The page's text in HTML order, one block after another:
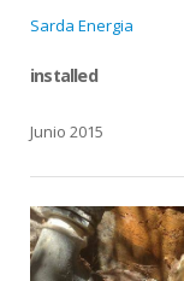
Sarda Energia
installed
Junio 2015